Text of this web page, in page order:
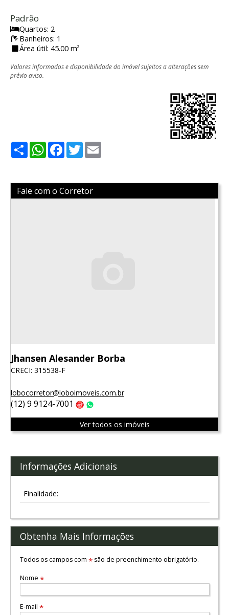
Padrão
Quartos: 2
Banheiros: 1
Área útil: 45.00 m²
Valores informados e disponibilidade do imóvel sujeitos a alterações sem
prévio aviso.
ShareWhatsApp
Facebook
Twitter
Fale com o Corretor
Jhansen Alesander Borba
CRECI: 315538-F
lobocorretor@loboimoveis.com.br
(12) 9 9124-7001 Claro
Ver todos os imóveis
Informações Adicionais
Finalidade:
Obtenha Mais Informações
Todos os campos com *são de preenchimento obrigatório.
Nome *
E-mail *